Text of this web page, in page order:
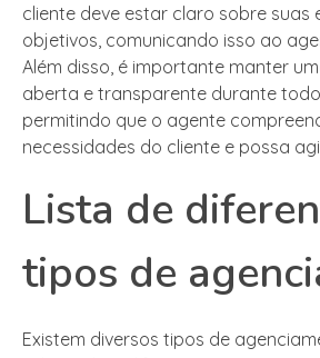
cliente deve estar claro sobre suas
objetivos, comunicando isso ao
Além disso, é importante manter
aberta e transparente durante
permitindo que o agente
necessidades do cliente e possa
Lista de
tipos de
Existem diversos tipos de